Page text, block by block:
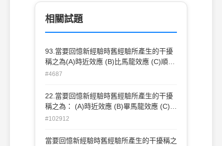
相關試題
93.當要回憶新經驗時舊經驗所產生的干擾
稱之為(A)時近效應 (B)比馬龍效應 (C)順攝
抑制 (D)霍森效應。
#4687
22.當要回憶新經驗時舊經驗所產生的干擾
稱之為： (A)時近效應 (B)畢馬龍效應 (C)順
攝抑制 (D)霍桑效應。
#102912
當要回憶新經驗時舊經驗所產生的干擾稱之